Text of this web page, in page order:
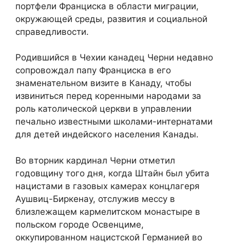
портфели Франциска в области миграции,
окружающей среды, развития и социальной
справедливости.
Родившийся в Чехии канадец Черни недавно
сопровождал папу Франциска в его
знаменательном визите в Канаду, чтобы
извиниться перед коренными народами за
роль католической церкви в управлении
печально известными школами-интернатами
для детей индейского населения Канады.
Во вторник кардинал Черни отметил
годовщину того дня, когда Штайн был убита
нацистами в газовых камерах концлагеря
Аушвиц-Биркенау, отслужив мессу в
близлежащем кармелитском монастыре в
польском городе Освенциме,
оккупированном нацистской Германией во